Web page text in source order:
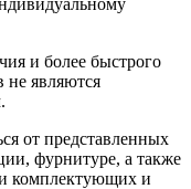
и более быстрого
не являются
от представленных
фурнитуре, а также
комплектующих и